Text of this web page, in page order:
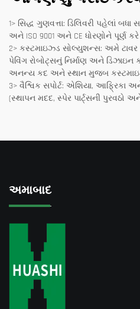
1> સિદ્ધ ગુણવત્તા: ડિલિવરી પહેલાં
અને ISO 9001 અને CE ધોરણોને પૂર્ણ
2> કસ્ટમાઇઝ્ડ સોલ્યુશન્સ: અમે
પેવિંગ રોબોટ્સનું નિર્માણ અને
અનન્ય કદ અને સ્થાન મુજબ
3> વૈશ્વિક સપોર્ટ: એશિયા, આફ્રિકા
(સ્થાપન મદદ, સ્પેર પાર્ટ્સની પુરવઠો
અમાબાદ